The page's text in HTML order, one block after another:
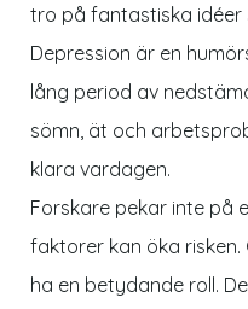
tro på fantastiska idéer
Depression är en
lång period av
sömn, ät och
klara vardagen.
Forskare pekar inte på
faktorer kan öka risken.
ha en betydande roll.